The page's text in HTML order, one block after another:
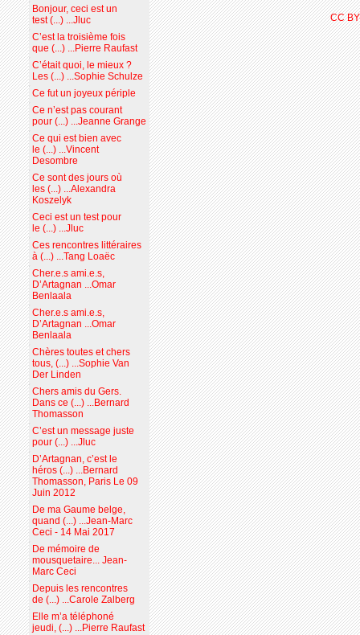
Bonjour, ceci est un
test (...) ...Jluc
C’est la troisième fois
que (...) ...Pierre Raufast
C’était quoi, le mieux ?
Les (...) ...Sophie Schulze
Ce fut un joyeux périple
Ce n’est pas courant
pour (...) ...Jeanne Grange
Ce qui est bien avec
le (...) ...Vincent
Desombre
Ce sont des jours où
les (...) ...Alexandra
Koszelyk
Ceci est un test pour
le (...) ...Jluc
Ces rencontres littéraires
à (...) ...Tang Loaëc
Cher.e.s ami.e.s,
D’Artagnan ...Omar
Benlaala
Cher.e.s ami.e.s,
D’Artagnan ...Omar
Benlaala
Chères toutes et chers
tous, (...) ...Sophie Van
Der Linden
Chers amis du Gers.
Dans ce (...) ...Bernard
Thomasson
C’est un message juste
pour (...) ...Jluc
D’Artagnan, c’est le
héros (...) ...Bernard
Thomasson, Paris Le 09
Juin 2012
De ma Gaume belge,
quand (...) ...Jean-Marc
Ceci - 14 Mai 2017
De mémoire de
mousquetaire... Jean-
Marc Ceci
Depuis les rencontres
de (...) ...Carole Zalberg
Elle m’a téléphoné
jeudi, (...) ...Pierre Raufast
CC